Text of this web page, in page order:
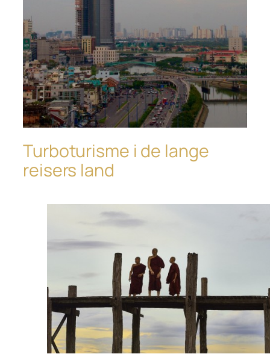
Turboturisme i de lange
reisers land